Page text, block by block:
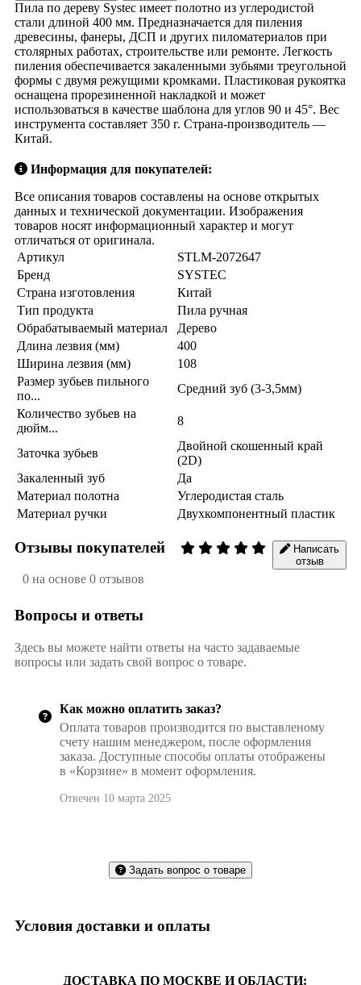
Пила по дереву Systec имеет полотно из углеродистой
стали длиной 400 мм. Предназначается для пиления
древесины, фанеры, ДСП и других пиломатериалов при
столярных работах, строительстве или ремонте. Легкость
пиления обеспечивается закаленными зубьями треугольной
формы с двумя режущими кромками. Пластиковая рукоятка
оснащена прорезиненной накладкой и может
использоваться в качестве шаблона для углов 90 и 45°. Вес
инструмента составляет 350 г. Страна-производитель —
Китай.
Информация для покупателей:
Все описания товаров составлены на основе открытых
данных и технической документации. Изображения
товаров носят информационный характер и могут
отличаться от оригинала.
Артикул
STLM-2072647
Бренд
SYSTEC
Страна изготовления
Китай
Тип продукта
Пила ручная
Обрабатываемый материал
Дерево
Длина лезвия (мм)
400
Ширина лезвия (мм)
108
Размер зубьев пильного
по...
Средний зуб (3-3,5мм)
Количество зубьев на
дюйм...
8
Заточка зубьев
Двойной скошенный край
(2D)
Закаленный зуб
Да
Материал полотна
Углеродистая сталь
Материал ручки
Двухкомпонентный пластик
Отзывы покупателей
0 на основе 0 отзывов
Написать
отзыв
Вопросы и ответы
Здесь вы можете найти ответы на часто задаваемые
вопросы или задать свой вопрос о товаре.
Как можно оплатить заказ?
Оплата товаров производится по выставленому
счету нашим менеджером, после оформления
заказа. Доступные способы оплаты отображены
в «Корзине» в момент оформления.
Отвечен 10 марта 2025
Задать вопрос о товаре
Условия доставки и оплаты
ДОСТАВКА ПО МОСКВЕ И ОБЛАСТИ: